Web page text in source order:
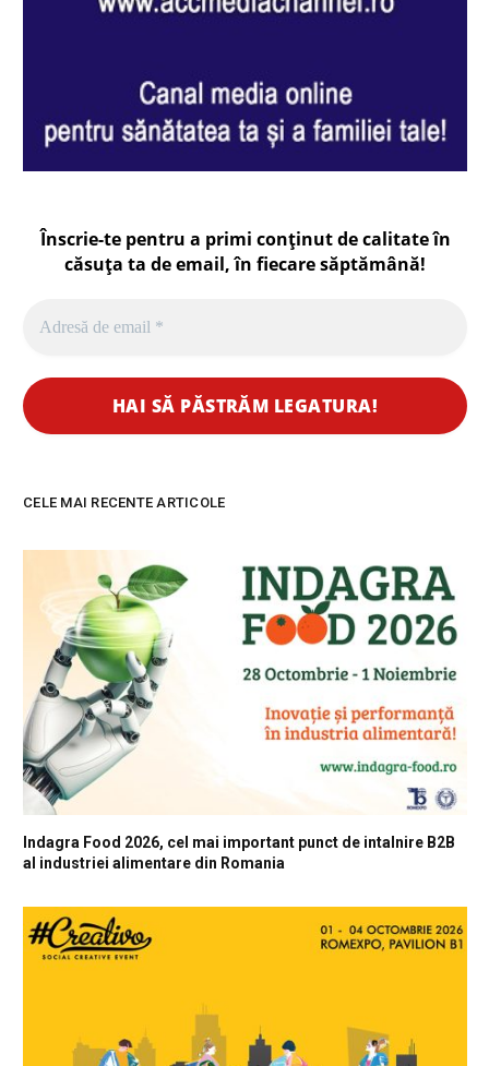
Înscrie-te pentru a primi conținut de calitate în
căsuța ta de email, în fiecaresăptămână!
CELE MAI RECENTE ARTICOLE
Indagra Food 2026, cel mai important punct de intalnire B2B
al industriei alimentare din Romania